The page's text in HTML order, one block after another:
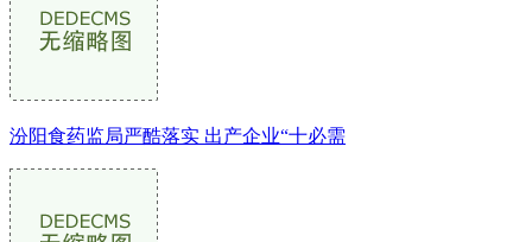
汾阳食药监局严酷落实 出产企业“十必需